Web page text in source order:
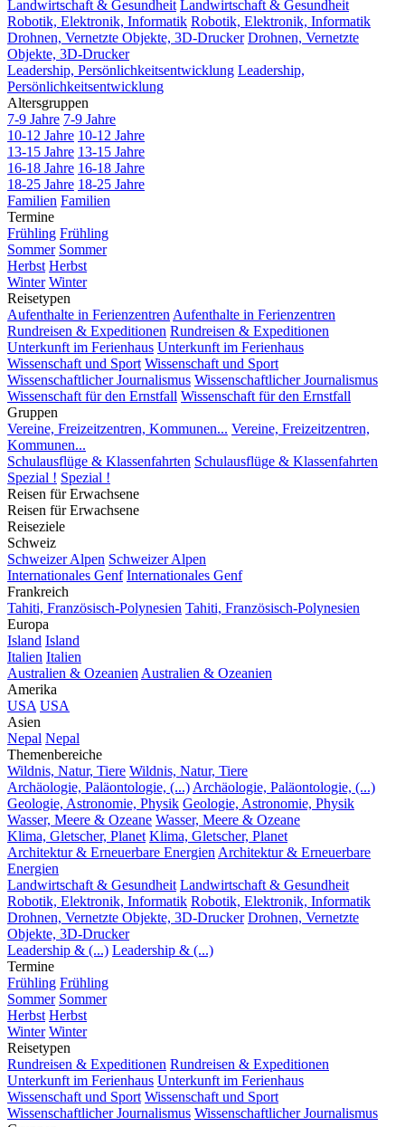
Landwirtschaft & Gesundheit Landwirtschaft & Gesundheit
Robotik, Elektronik, Informatik Robotik, Elektronik, Informatik
Drohnen, Vernetzte Objekte, 3D-Drucker Drohnen, Vernetzte
Objekte, 3D-Drucker
Leadership, Persönlichkeitsentwicklung Leadership,
Persönlichkeitsentwicklung
Altersgruppen
7-9 Jahre 7-9 Jahre
10-12 Jahre 10-12 Jahre
13-15 Jahre 13-15 Jahre
16-18 Jahre 16-18 Jahre
18-25 Jahre 18-25 Jahre
Familien Familien
Termine
Frühling Frühling
Sommer Sommer
Herbst Herbst
Winter Winter
Reisetypen
Aufenthalte in Ferienzentren Aufenthalte in Ferienzentren
Rundreisen & Expeditionen Rundreisen & Expeditionen
Unterkunft im Ferienhaus Unterkunft im Ferienhaus
Wissenschaft und Sport Wissenschaft und Sport
Wissenschaftlicher Journalismus Wissenschaftlicher Journalismus
Wissenschaft für den Ernstfall Wissenschaft für den Ernstfall
Gruppen
Vereine, Freizeitzentren, Kommunen... Vereine, Freizeitzentren,
Kommunen...
Schulausflüge & Klassenfahrten Schulausflüge & Klassenfahrten
Spezial ! Spezial !
Reisen für Erwachsene
Reisen für Erwachsene
Reiseziele
Schweiz
Schweizer Alpen Schweizer Alpen
Internationales Genf Internationales Genf
Frankreich
Tahiti, Französisch-Polynesien Tahiti, Französisch-Polynesien
Europa
Island Island
Italien Italien
Australien & Ozeanien Australien & Ozeanien
Amerika
USA USA
Asien
Nepal Nepal
Themenbereiche
Wildnis, Natur, Tiere Wildnis, Natur, Tiere
Archäologie, Paläontologie, (...) Archäologie, Paläontologie, (...)
Geologie, Astronomie, Physik Geologie, Astronomie, Physik
Wasser, Meere & Ozeane Wasser, Meere & Ozeane
Klima, Gletscher, Planet Klima, Gletscher, Planet
Architektur & Erneuerbare Energien Architektur & Erneuerbare
Energien
Landwirtschaft & Gesundheit Landwirtschaft & Gesundheit
Robotik, Elektronik, Informatik Robotik, Elektronik, Informatik
Drohnen, Vernetzte Objekte, 3D-Drucker Drohnen, Vernetzte
Objekte, 3D-Drucker
Leadership & (...) Leadership & (...)
Termine
Frühling Frühling
Sommer Sommer
Herbst Herbst
Winter Winter
Reisetypen
Rundreisen & Expeditionen Rundreisen & Expeditionen
Unterkunft im Ferienhaus Unterkunft im Ferienhaus
Wissenschaft und Sport Wissenschaft und Sport
Wissenschaftlicher Journalismus Wissenschaftlicher Journalismus